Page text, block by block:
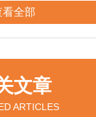
看全部
文章
ARTICLES